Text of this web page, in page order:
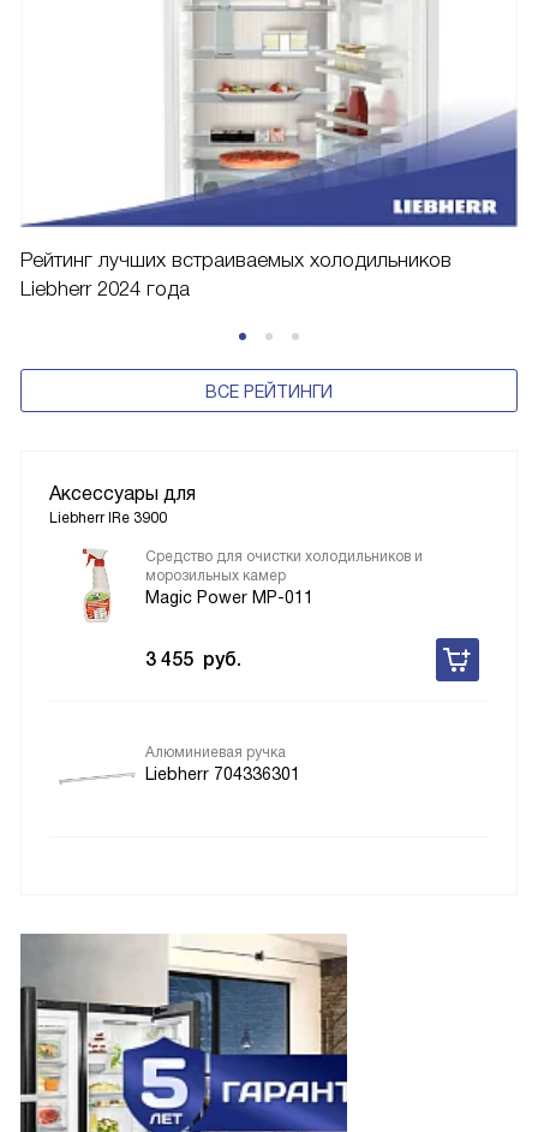
Рейтинг лучших встраиваемых холодильников
Liebherr 2024 года
ВСЕ РЕЙТИНГИ
Аксессуары для
Liebherr IRe 3900
Средство для очистки холодильников и
морозильных камер
Magic Power MP-011
3 455 руб.
Алюминиевая ручка
Liebherr 704336301